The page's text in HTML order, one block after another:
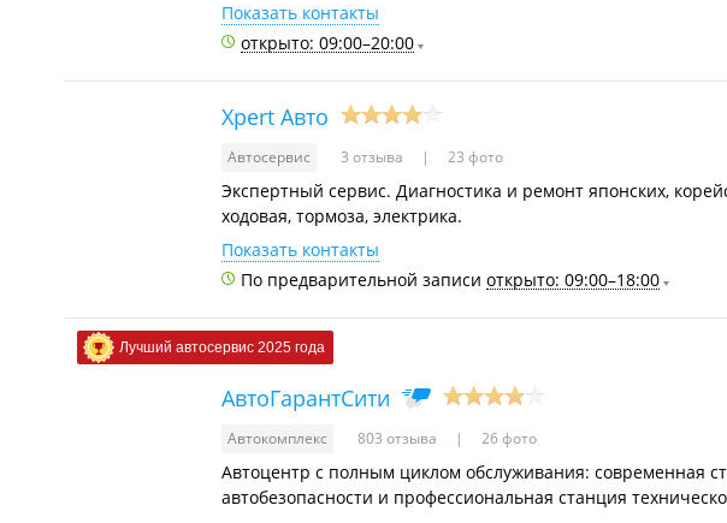
Показать контакты
открыто: 09:00–20:00
Xpert Авто
Автосервис 3 отзыва 23 фото
Экспертный сервис. Диагностика и ремонт японских,
ходовая, тормоза, электрика.
Показать контакты
По предварительной записи открыто: 09:00–18:00
Лучший автосервис 2025 года
АвтоГарантСити
Автокомплекс 803 отзыва 26 фото
Автоцентр с полным циклом обслуживания: современная
автобезопасности и профессиональная cтанция